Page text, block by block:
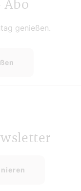
Abo
genießen.